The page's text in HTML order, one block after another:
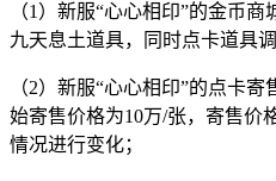
（1）新服“心心相印”的金币
九天息土道具，同时点卡道具
（2）新服“心心相印”的点卡
始寄售价格为10万/张，寄售价
情况进行变化；